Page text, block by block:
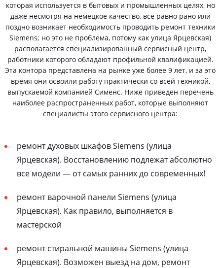
которая используется в бытовых и промышленных целях, но
даже несмотря на немецкое качество, все равно рано или
поздно возникает необходимость проводить ремонт техники
Siemens; но это не проблема, потому как улица Ярцевская)
располагается специализированный сервисный центр,
работники которого обладают профильной квалификацией.
Эта контора представлена на рынке уже более 9 лет, и за это
время они освоили работу практически со всей техникой,
выпускаемой компанией Сименс. Ниже приведен перечень
наиболее распространенных работ, которые выполняют
специалисты этого сервисного центра:
ремонт духовых шкафов Siemens (улица
Ярцевская). Восстановлению подлежат абсолютно
все модели — от самых ранних до современных!
ремонт варочной панели Siemens (улица
Ярцевская). Как правило, выполняется в
мастерской
ремонт стиральной машины Siemens (улица
Ярцевская). Возможен выезд на дом, ремонт